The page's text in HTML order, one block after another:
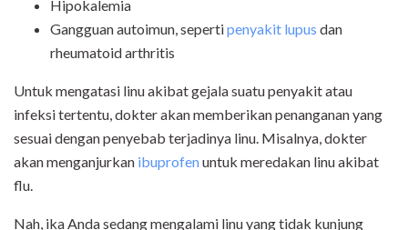
Hipokalemia
Gangguan autoimun, sepertipenyakit lupus dan
rheumatoid arthritis
Untuk mengatasi linu akibat gejala suatu penyakit atau
infeksi tertentu, dokter akan memberikan penanganan yang
sesuai dengan penyebab terjadinya linu. Misalnya, dokter
akan menganjurkan ibuprofenuntuk meredakan linu akibat
flu.
Nah, ika Anda sedang mengalami linu yang tidak kunjung